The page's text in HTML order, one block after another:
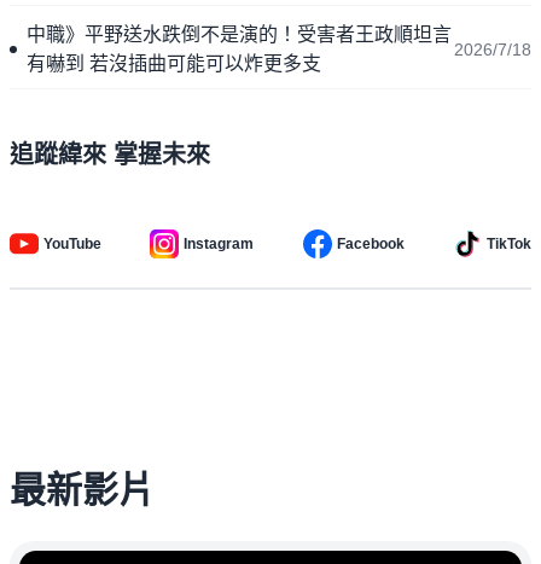
中職》平野送水跌倒不是演的！受害者王政順坦言
有嚇到 若沒插曲可能可以炸更多支
2026/7/18
追蹤緯來 掌握未來
YouTube Instagram Facebook TikTok
最新影片